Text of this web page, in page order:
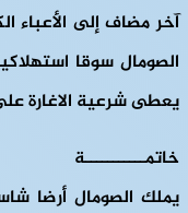
آخر مضاف إلى الأعباء
الصومال سوقا
يعطى شرعية الاغارة
خاتمـــــــــــة
يملك الصومال أرضا